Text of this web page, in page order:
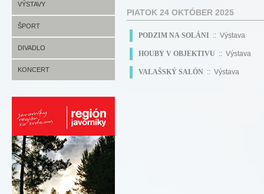
VÝSTAVY
ŠPORT
DIVADLO
KONCERT
PIATOK 24 OKTÓBER 2025
PODZIM NA SOLÁNI :: Výstava
HOUBY V OBJEKTIVU :: Výstava
VALAŠSKÝ SALÓN :: Výstava